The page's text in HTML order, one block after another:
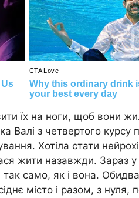
їх на ноги, щоб вони
з четвертого курсу
Хотіла стати
жити назавжди. Зараз у
само, як і вона. Обидва
місто і разом, з нуля,